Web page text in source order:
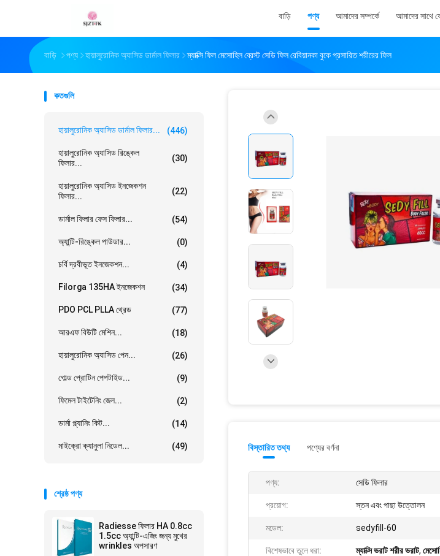
বাড়ি পণ্য আমাদের সম্পর্কে আমাদের সাথে
বাড়ি পণ্য হায়ালুরোনিক অ্যাসিড ডার্মাল ফিলার ম্যাক্সি ফিল মেসোহিল ব্রেস্ট সেডি ফিল রেবিয়ানকা বুকে প্রসারিত শরীরের ফিল
কতগুলি
হায়ালুরোনিক অ্যাসিড ডার্মাল ফিলার... (446)
হায়ালুরোনিক অ্যাসিড রিঙ্কেল
ফিলার...
(30)
হায়ালুরোনিক অ্যাসিড ইনজেকশন
ফিলার...
(22)
ডার্মাল ফিলার ফেস ফিলার... (54)
অ্যান্টি-রিঙ্কেল পাউডার... (0)
চর্বি দ্রবীভূত ইনজেকশন... (4)
Filorga 135HA ইনজেকশন (34)
PDO PCL PLLA থ্রেড (77)
আরএফ বিউটি মেশিন... (18)
হায়ালুরোনিক অ্যাসিড পেন... (26)
গোল্ড প্রোটিন পেপটাইড... (9)
ফিমেল টাইটেনিং জেল... (2)
ডার্মা প্ল্যানিং কিট... (14)
মাইক্রো ক্যানুলা নিডেল... (49)
শ্রেষ্ঠ পণ্য
Radiesse ফিলার HA 0.8cc
1.5cc অ্যান্টি-এজিং জন্য মুখের
wrinkles অপসারণ
বিস্তারিত তথ্য পণ্যের বর্ণনা
পণ্য: সেডি ফিলার
প্রয়োগ: স্তন এবং পাছা উত্তোলন
মডেল: sedyfill-60
বিশেষভাবে তুলে ধরা: ম্যাক্সি ভরাট শরীর ভরাট,